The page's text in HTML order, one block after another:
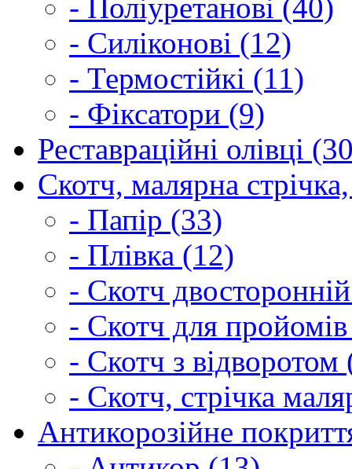
- Поліуретанові (40)
- Силіконові (12)
- Термостійкі (11)
- Фіксатори (9)
Реставраційні олівці
Скотч, малярна
- Папір (33)
- Плівка (12)
- Скотч
- Скотч для
- Скотч з відворотом
- Скотч, стрічка
Антикорозійне